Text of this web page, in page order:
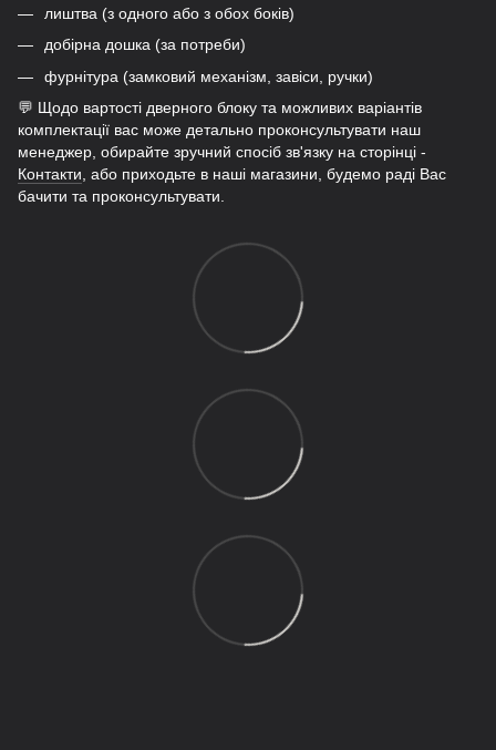
лиштва (з одного або з обох боків)
добірна дошка (за потреби)
фурнітура (замковий механізм, завіси, ручки)
💬 Щодо вартості дверного блоку та можливих варіантів
комплектації вас може детально проконсультувати наш
менеджер, обирайте зручний спосіб зв'язку на сторінці -
Контакти , або приходьте в наші магазини, будемо раді Вас
бачити та проконсультувати.